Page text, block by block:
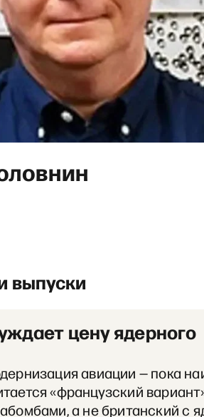
выпуски
цену ядерного
авиации — пока
«французский
а не британский с